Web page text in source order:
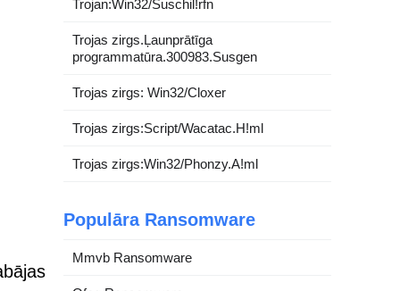
Trojan:Win32/Suschil!rfn
Trojas zirgs.Ļaunprātīga
programmatūra.300983.Susgen
Trojas zirgs: Win32/Cloxer
Trojas zirgs:Script/Wacatac.H!ml
Trojas zirgs:Win32/Phonzy.A!ml
Populāra Ransomware
Mmvb Ransomware